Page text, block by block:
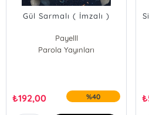
Gül Sarmalı ( İmzalı )
Payelll
Parola Yayınları
₺192,00 %40 ₺